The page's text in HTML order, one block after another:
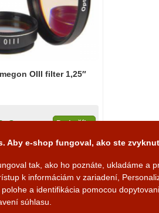
OIII filter 1,25″
€ Do košíka
Aby e-shop fungoval, ako ste
tak, ako ho poznáte, ukladáme a
k informáciám v zariadení,
a identifikácia pomocou
súhlasu.